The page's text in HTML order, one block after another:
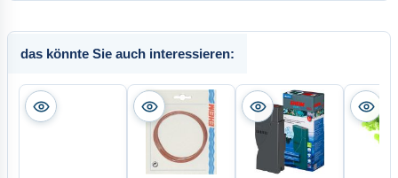
das könnte Sie auch interessieren: